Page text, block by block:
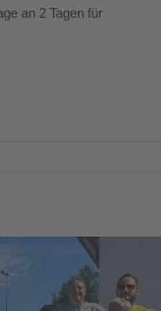
an 2 Tagen für